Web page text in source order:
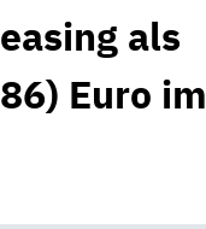
als
Euro im